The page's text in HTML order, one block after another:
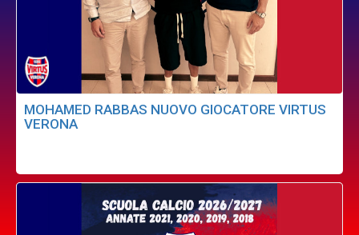
MOHAMED RABBAS NUOVO GIOCATORE VIRTUS
VERONA